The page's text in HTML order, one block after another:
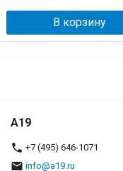
В корзину
A19
+7 (495) 646-1071
info@a19.ru